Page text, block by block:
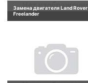
Замена двигателя Land Rover
Freelander